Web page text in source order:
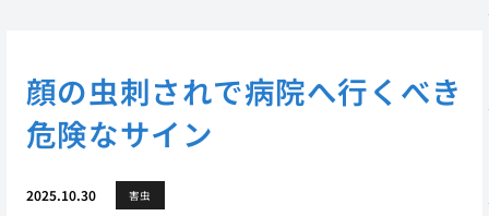
顔の虫刺されで病院へ行くべき
危険なサイン
2025.10.30 害虫